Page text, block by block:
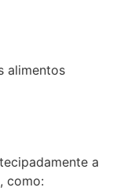
alimentos
a
como: